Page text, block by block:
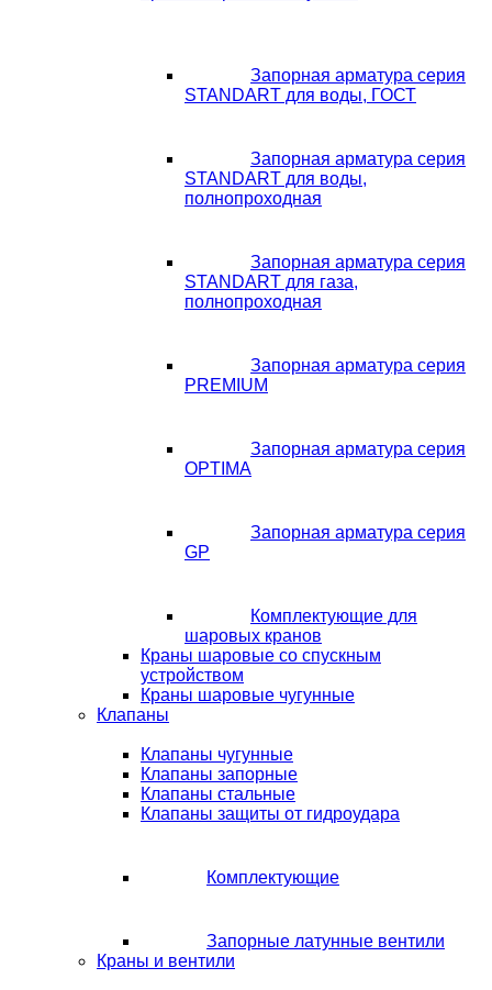
Запорная арматура серия
STANDART для воды, ГОСТ
Запорная арматура серия
STANDART для воды,
полнопроходная
Запорная арматура серия
STANDART для газа,
полнопроходная
Запорная арматура серия
PREMIUM
Запорная арматура серия
OPTIMA
Запорная арматура серия
GP
Комплектующие для
шаровых кранов
Краны шаровые со спускным
устройством
Краны шаровые чугунные
Клапаны
Клапаны чугунные
Клапаны запорные
Клапаны стальные
Клапаны защиты от гидроудара
Комплектующие
Запорные латунные вентили
Краны и вентили